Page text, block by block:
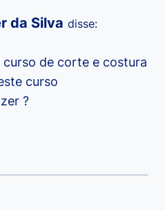
da Silva disse:
de corte e costura
curso
?